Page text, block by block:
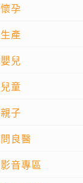
懷孕
生產
嬰兒
兒童
親子
問良醫
影音專區